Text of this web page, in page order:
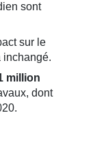
sont
sur le
inchangé.
million
dont